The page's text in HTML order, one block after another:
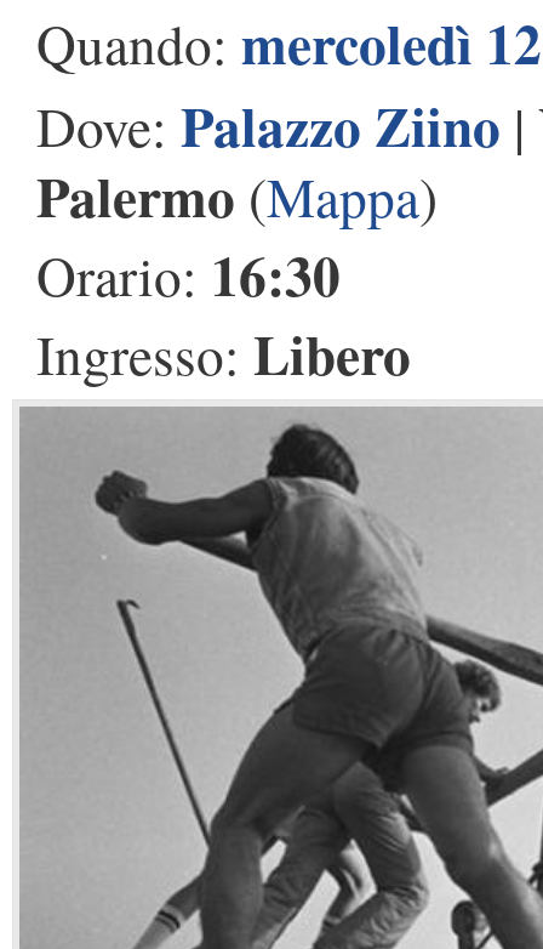
Quando: mercoledì
Dove: Palazzo Ziino |
Palermo (Mappa)
Orario: 16:30
Ingresso: Libero